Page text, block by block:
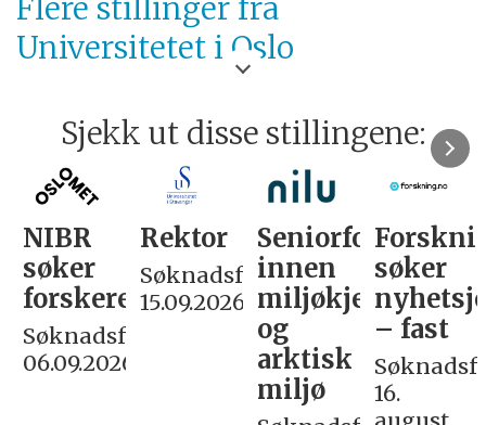
Flere stillinger fra
Universitetet i Oslo
Sjekk ut disse stillingene:
NIBR
søker
forskere
Søknadsfrist:
06.09.2026
Rektor
Søknadsfrist:
15.09.2026
Seniorforsker
innen
miljøkjemi
og
arktisk
miljø
søker
– fast
16.